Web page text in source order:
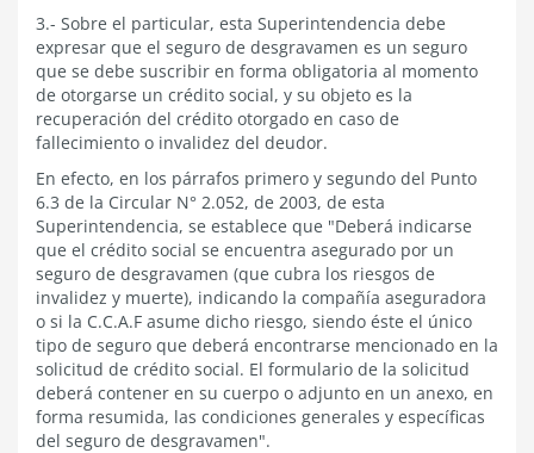
3.- Sobre el particular, esta Superintendencia debe
expresar que el seguro de desgravamen es un seguro
que se debe suscribir en forma obligatoria al momento
de otorgarse un crédito social, y su objeto es la
recuperación del crédito otorgado en caso de
fallecimiento o invalidez del deudor.
En efecto, en los párrafos primero y segundo del Punto
6.3 de la Circular N° 2.052, de 2003, de esta
Superintendencia, se establece que "Deberá indicarse
que el crédito social se encuentra asegurado por un
seguro de desgravamen (que cubra los riesgos de
invalidez y muerte), indicando la compañía aseguradora
o si la C.C.A.F asume dicho riesgo, siendo éste el único
tipo de seguro que deberá encontrarse mencionado en la
solicitud de crédito social. El formulario de la solicitud
deberá contener en su cuerpo o adjunto en un anexo, en
forma resumida, las condiciones generales y específicas
del seguro de desgravamen".